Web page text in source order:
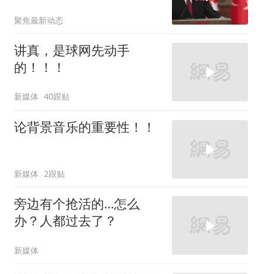
聚焦最新动态
讲真，是球网先动手
的！！！
新媒体 40跟贴
论背景音乐的重要性！！
新媒体 2跟贴
旁边有个抢活的…怎么
办？人都过去了？
新媒体